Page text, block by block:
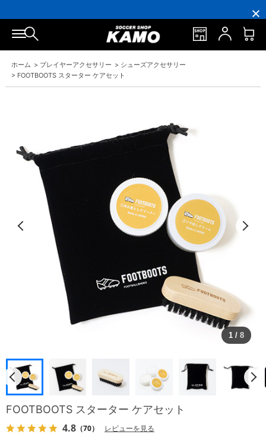
(税
込)
以
で
ュ
ー
ケ
(税
込)
以
上
で
料
無
ン
ト
還
元
率
プ
レ
ア
の
方
に
は
お
生
月
「10％OFF
ン
ト！
(税
込)
以
上
で
ュ
ー
ケ
(税
込)
以
上
で
料
無
ホーム > プレイヤーアクセサリー > シューズアクセサリー
> FOOTBOOTS スターター ケアセット
1 / 8
FOOTBOOTS スターター ケアセット
4.8 （70） レビューを見る